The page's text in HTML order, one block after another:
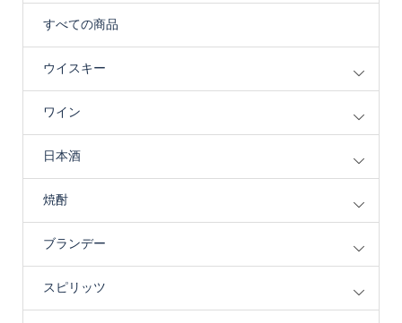
すべての商品
ウイスキー
ワイン
日本酒
焼酎
ブランデー
スピリッツ